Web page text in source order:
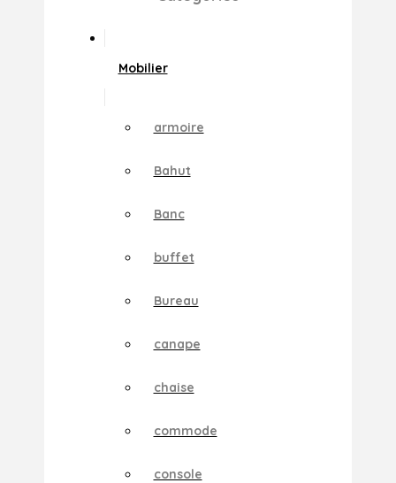
Mobilier
armoire
Bahut
Banc
buffet
Bureau
canape
chaise
commode
console